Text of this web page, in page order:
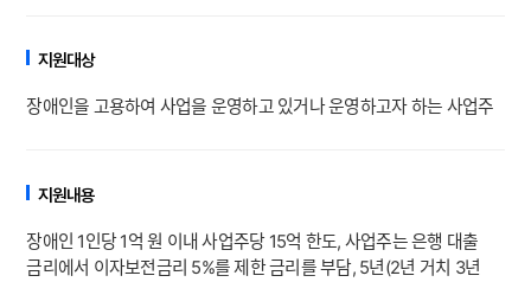
지원대상
장애인을 고용하여 사업을 운영하고 있거나 운영하고자 하는 사업주
지원내용
장애인 1인당 1억 원 이내 사업주당 15억 한도, 사업주는 은행 대출
금리에서 이자보전금리 5%를 제한 금리를 부담, 5년(2년 거치 3년